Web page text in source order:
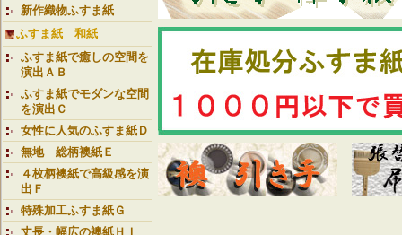
新作織物ふすま紙
ふすま紙 和紙
ふすま紙で癒しの空間を
演出ＡＢ
ふすま紙でモダンな空間
を演出Ｃ
女性に人気のふすま紙Ｄ
無地 総柄襖紙Ｅ
４枚柄襖紙で高級感を演
出Ｆ
特殊加工ふすま紙Ｇ
丈長・幅広の襖紙ＨＩ